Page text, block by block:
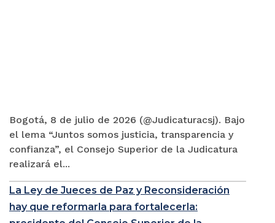
Bogotá, 8 de julio de 2026 (@Judicaturacsj). Bajo
el lema “Juntos somos justicia, transparencia y
confianza”, el Consejo Superior de la Judicatura
realizará el...
La Ley de Jueces de Paz y Reconsideración
hay que reformarla para fortalecerla: